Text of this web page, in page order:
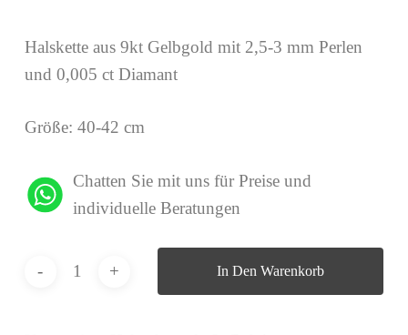
Halskette aus 9kt Gelbgold mit 2,5-3 mm Perlen
und 0,005 ct Diamant
Größe: 40-42 cm
Chatten Sie mit uns für Preise und
individuelle Beratungen
In Den Warenkorb